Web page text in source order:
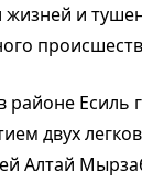
и
Есиль
двух
Алтай